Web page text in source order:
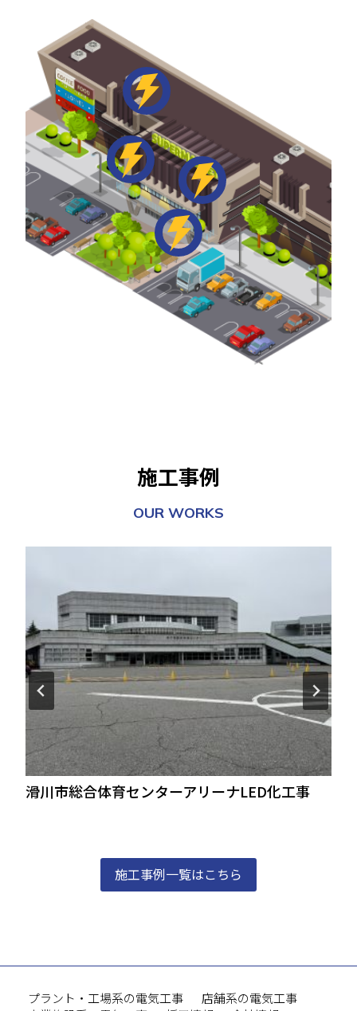
施工事例
OUR WORKS
滑川市総合体育センターアリーナLED化工事
施工事例一覧はこちら
プラント・工場系の電気工事
店舗系の電気工事